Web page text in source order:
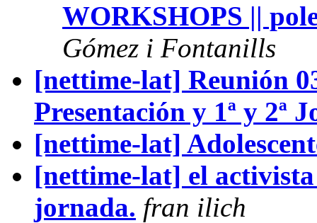
WORKSHOPS ||
Gómez i Fontanills
[nettime-lat] Reunión
Presentación y 1ª y 2ª
[nettime-lat]
[nettime-lat] el
jornada. fran ilich